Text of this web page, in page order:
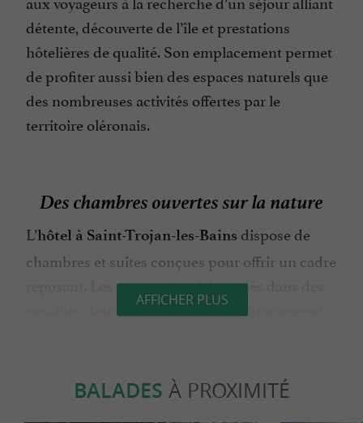
détente, découverte de l’île et prestations
hôtelières de qualité. Son emplacement permet
de profiter aussi bien des espaces naturels que
des nombreuses activités offertes par le
territoire oléronais.
Des chambres ouvertes sur la nature
L’hôtel à Saint-Trojan-les-Bains dispose de
chambres et suites conçues pour offrir un cadre
reposant. Les espaces ont été pensés dans des
tonalités douces inspirées de l’environnement
AFFICHER PLUS
BALADES À PROXIMITÉ